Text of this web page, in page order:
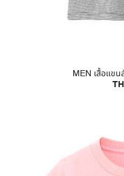
MEN เสื้อแข